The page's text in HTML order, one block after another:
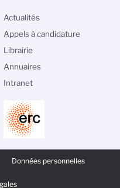
Données personnelles
Actualités
Appels à candidature
Librairie
Annuaires
Intranet